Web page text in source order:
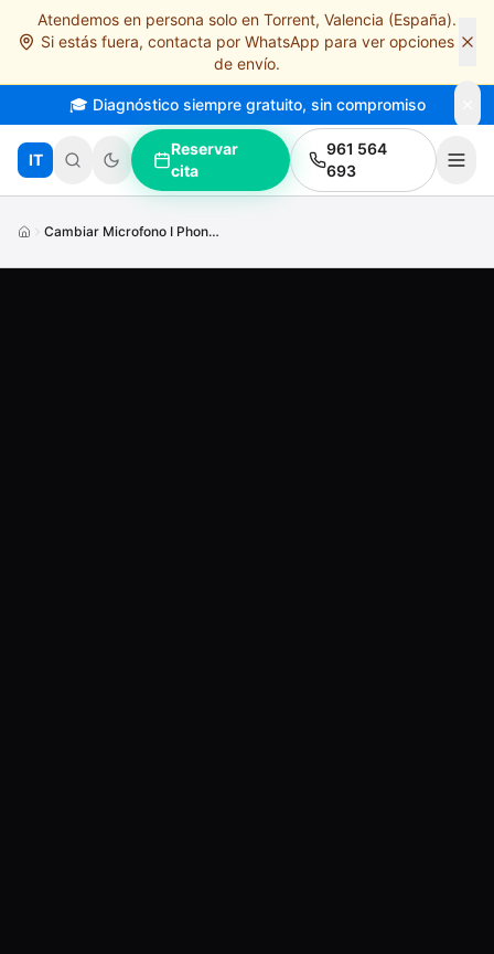
Saltar al contenido principal
Atendemos en persona solo en Torrent, Valencia (España).
Si estás fuera, contacta por WhatsApp para ver opciones
de envío.
🎓 Diagnóstico siempre gratuito, sin compromiso
IT
Reservar
cita
961 564
693
Cambiar Microfono I Phone13